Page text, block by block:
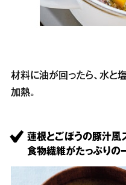
材料に油が回ったら、水と
加熱。
蓮根とごぼうの豚汁風
食物繊維がたっぷりの